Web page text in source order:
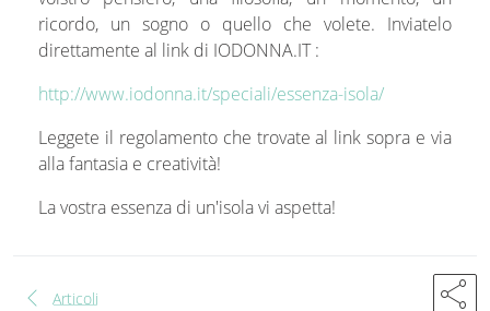
ricordo, un sogno o quello che volete. Inviatelo
direttamente al link di IODONNA.IT :
http://www.iodonna.it/speciali/essenza-isola/
Leggete il regolamento che trovate al link sopra e via
alla fantasia e creatività!
La vostra essenza di un'isola vi aspetta!
chevron_left Articoli share